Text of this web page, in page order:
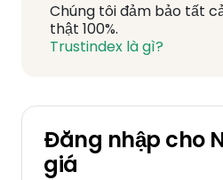
Chúng tôi đảm bảo tất
thật 100%.
Trustindex là gì?
Đăng nhập cho
giá